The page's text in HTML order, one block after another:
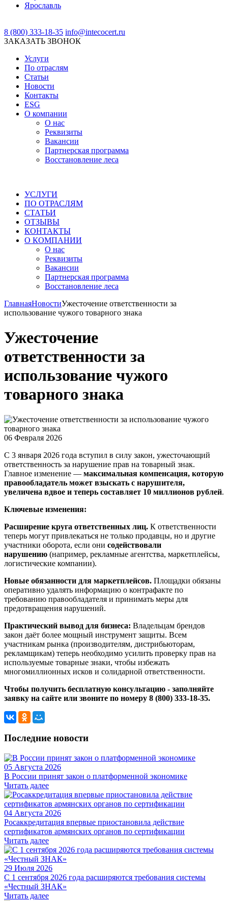
Ярославль
8 (800) 333-18-35 info@intecocert.ru
ЗАКАЗАТЬ ЗВОНОК
Услуги
По отраслям
Статьи
Новости
Контакты
ESG
О компании
О нас
Реквизиты
Вакансии
Партнерская программа
Восстановление леса
УСЛУГИ
ПО ОТРАСЛЯМ
СТАТЬИ
ОТЗЫВЫ
КОНТАКТЫ
О КОМПАНИИ
О нас
Реквизиты
Вакансии
Партнерская программа
Восстановление леса
ГлавнаяНовостиУжесточение ответственности за
использование чужого товарного знака
Ужесточение
ответственности за
использование чужого
товарного знака
06 Февраля 2026
С 3 января 2026 года вступил в силу закон, ужесточающий
ответственность за нарушение прав на товарный знак.
Главное изменение — максимальная компенсация, которую
правообладатель может взыскать с нарушителя,
увеличена вдвое и теперь составляет 10 миллионов рублей.
Ключевые изменения:
Расширение круга ответственных лиц. К ответственности
теперь могут привлекаться не только продавцы, но и другие
участники оборота, если они содействовали
нарушению (например, рекламные агентства, маркетплейсы,
логистические компании).
Новые обязанности для маркетплейсов. Площадки обязаны
оперативно удалять информацию о контрафакте по
требованию правообладателя и принимать меры для
предотвращения нарушений.
Практический вывод для бизнеса: Владельцам брендов
закон даёт более мощный инструмент защиты. Всем
участникам рынка (производителям, дистрибьюторам,
рекламщикам) теперь необходимо усилить проверку прав на
используемые товарные знаки, чтобы избежать
многомиллионных исков и солидарной ответственности.
Чтобы получить бесплатную консультацию - заполняйте
заявку на сайте или звоните по номеру 8 (800) 333-18-35.
Последние новости
05 Августа 2026
В России принят закон о платформенной экономике
Читать далее
04 Августа 2026
Росаккредитация впервые приостановила действие
сертификатов армянских органов по сертификации
Читать далее
29 Июля 2026
С 1 сентября 2026 года расширяются требования системы
«Честный ЗНАК»
Читать далее